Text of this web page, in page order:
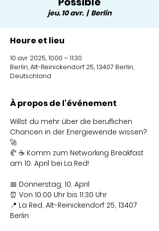
jeu. 10 avr.
  |
Berlin
Heure et lieu
10 avr. 2025, 10:00 – 11:30
Berlin, Alt-Reinickendorf 25, 13407 Berlin,
Deutschland
À propos de l'événement
Willst du mehr über die beruflichen
Chancen in der Energiewende wissen?
🚀
🥐 ☕ Komm zum Networking Breakfast
am 10. April bei La Red!
📅 Donnerstag, 10. April
⏰ Von 10:00 Uhr bis 11:30 Uhr
📍 La Red, Alt-Reinickendorf 25, 13407
Berlin